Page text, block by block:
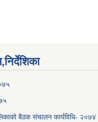
बैठक संचालन कार्यविधि- २०७४